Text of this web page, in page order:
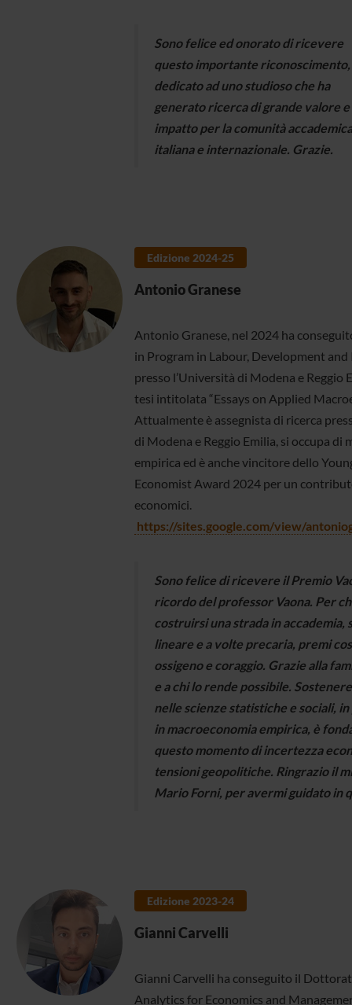
Sono felice ed onorato di ricevere
questo importante riconoscimento,
dedicato ad uno studioso che ha
generato ricerca di grande valore e
impatto per la comunità accademica
italiana e internazionale. Grazie.
Edizione 2024-25
Antonio Granese
Antonio Granese, nel 2024 ha
in Program in Labour, Development
presso l’Università di Modena e Reggio
tesi intitolata “Essays on Applied
Attualmente è assegnista di ricerca
di Modena e Reggio Emilia, si occupa di
empirica ed è anche vincitore dello
Economist Award 2024 per un
economici.
https://sites.google.com/view/
Sono felice di ricevere il Premio
ricordo del professor Vaona. Per
costruirsi una strada in accademia,
lineare e a volte precaria, premi
ossigeno e coraggio. Grazie alla
e a chi lo rende possibile.
nelle scienze statistiche e sociali,
in macroeconomia empirica, è
questo momento di incertezza
tensioni geopolitiche. Ringrazio il
Mario Forni, per avermi guidato in
Edizione 2023-24
Gianni Carvelli
Gianni Carvelli ha conseguito il
Analytics for Economics and